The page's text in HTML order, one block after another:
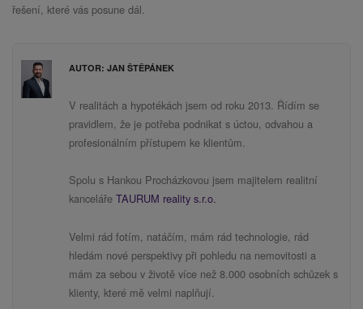
řešení, které vás posune dál.
AUTOR: JAN ŠTĚPÁNEK
V realitách a hypotékách jsem od roku 2013. Řídím se
pravidlem, že je potřeba podnikat s úctou, odvahou a
profesionálním přístupem ke klientům.
Spolu s Hankou Procházkovou jsem majitelem realitní
kancelářeTAURUM reality s.r.o.
Velmi rád fotím, natáčím, mám rád technologie, rád
hledám nové perspektivy při pohledu na nemovitosti a
mám za sebou v životě více než 8.000 osobních schůzek s
klienty, které mě velmi naplňují.